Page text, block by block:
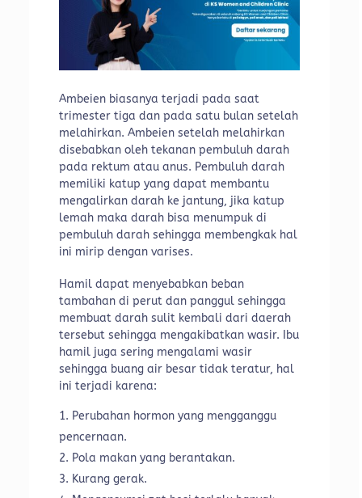
Ambeien biasanya terjadi pada saat
trimester tiga dan pada satu bulan setelah
melahirkan. Ambeien setelah melahirkan
disebabkan oleh tekanan pembuluh darah
pada rektum atau anus. Pembuluh darah
memiliki katup yang dapat membantu
mengalirkan darah ke jantung, jika katup
lemah maka darah bisa menumpuk di
pembuluh darah sehingga membengkak hal
ini mirip dengan varises.
Hamil dapat menyebabkan beban
tambahan di perut dan panggul sehingga
membuat darah sulit kembali dari daerah
tersebut sehingga mengakibatkan wasir. Ibu
hamil juga sering mengalami wasir
sehingga buang air besar tidak teratur, hal
ini terjadi karena:
Perubahan hormon yang mengganggu
pencernaan.
Pola makan yang berantakan.
Kurang gerak.